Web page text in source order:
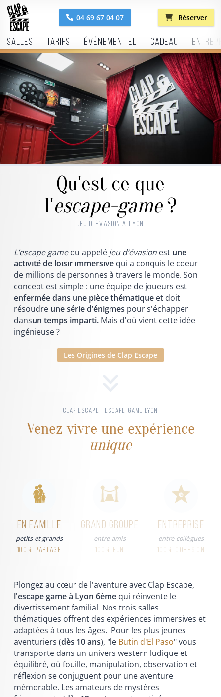
04 69 67 04 07 Réserver
Salles Tarifs Événementiel Cadeau
Qu'est ce que
l'escape-game?
JEU D'ÉVASION À LYON
L’escape gameou appelé jeu d’évasion est une
activité de loisir immersive qui a conquis le coeur
de millions de personnes à travers le monde. Son
concept est simple : une équipe de joueurs est
enfermée dans une pièce thématique et doit
résoudre une série d’énigmes pour s'échapper
dansun temps imparti. Mais d'où vient cette idée
ingénieuse ?
Les Origines de Clap Escape
CLAP ESCAPE · ESCAPE GAME LYON
Venez vivre une expérience
unique
En famille
petits et grands
100% partage
Grand groupe
entre amis
100% fun
Entreprise
entre collègues
100% cohésion
Plongez au cœur de l'aventure avec Clap Escape,
l'escape game à Lyon 6ème qui réinvente le
divertissement familial. Nos trois salles
thématiques offrent des expériences immersives et
adaptées à tous les âges. Pour les plus jeunes
aventuriers (dès 10 ans), "le Butin d'El Paso" vous
transporte dans un univers western ludique et
équilibré, où fouille, manipulation, observation et
réflexion se conjuguent pour une aventure
mémorable. Les amateurs de mystères